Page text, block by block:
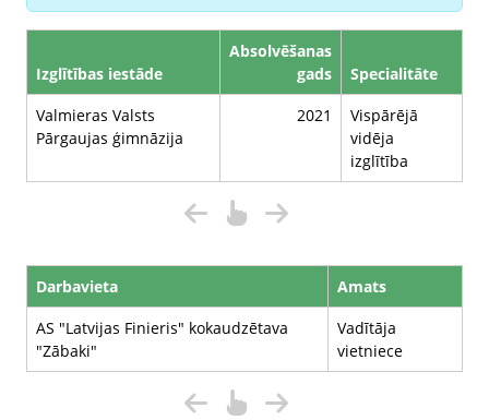
Izglītības iestāde
Absolvēšanas
gads
Specialitāte
Valmieras Valsts
Pārgaujas ģimnāzija
2021
Vispārējā
vidēja
izglītība
Darbavieta
Amats
AS "Latvijas Finieris" kokaudzētava
"Zābaki"
Vadītāja
vietniece